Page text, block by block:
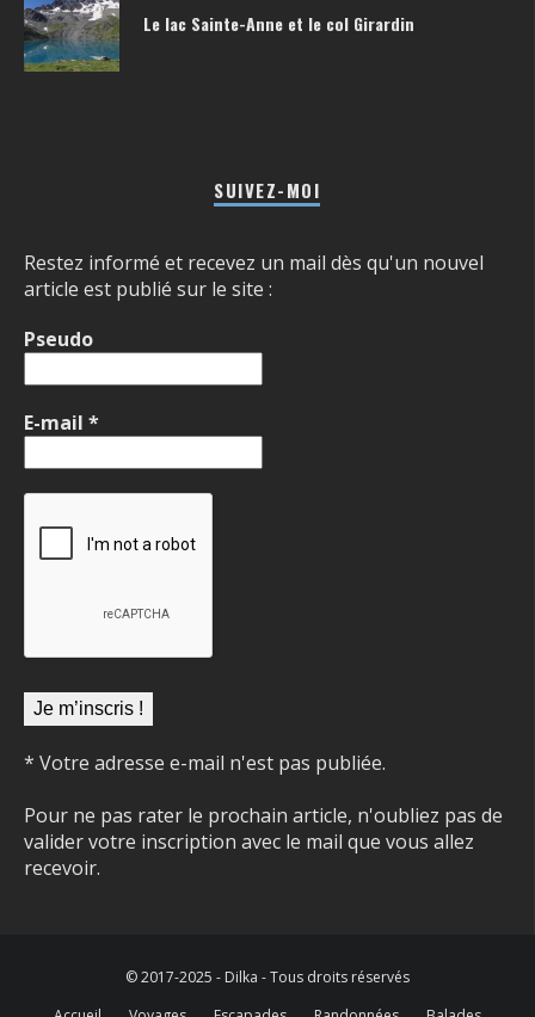
Le lac Sainte-Anne et le col Girardin
SUIVEZ-MOI
Restez informé et recevez un mail dès qu'un nouvel
article est publié sur le site :
Pseudo
E-mail *
* Votre adresse e-mail n'est pas publiée.
Pour ne pas rater le prochain article, n'oubliez pas de
valider votre inscription avec le mail que vous allez
recevoir.
© 2017-2025 - Dilka - Tous droits réservés